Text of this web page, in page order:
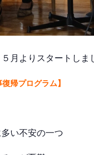
月よりスタートしま
帰プログラム】
い不安の一つ